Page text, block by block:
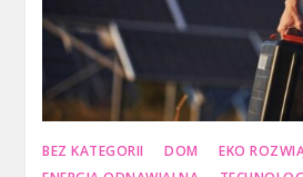
BEZ KATEGORII DOM
EKO